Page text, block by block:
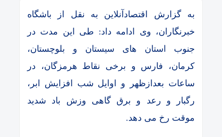
به گزارش اقتصادآنلاین به نقل از باشگاه
خبرنگاران، وی ادامه داد: طی این مدت در
جنوب استان های سیستان و بلوچستان،
کرمان، فارس و برخی نقاط هرمزگان، در
ساعات بعدازظهر و اوایل شب افزایش ابر،
رگبار و رعد و برق گاهی وزش باد شدید
موقت رخ می دهد.